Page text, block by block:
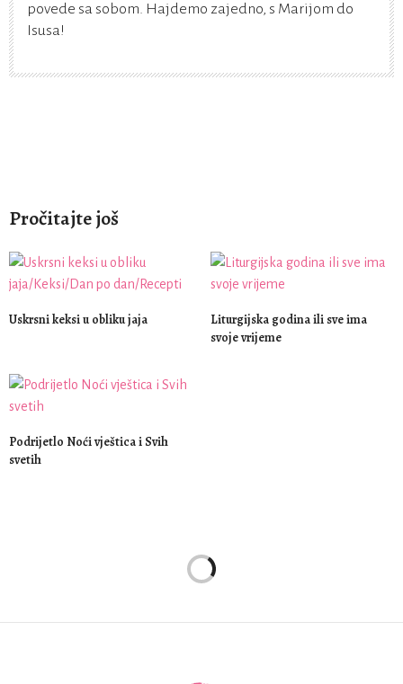
povede sa sobom. Hajdemo zajedno, s Marijom do
Isusa!
Pročitajte još
Uskrsni keksi u obliku jaja
Liturgijska godina ili sve ima
svoje vrijeme
Podrijetlo Noći vještica i Svih
svetih